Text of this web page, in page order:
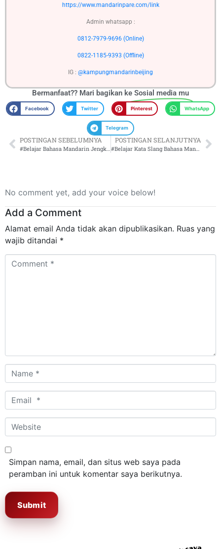
https://www.mandarinpare.com/link
Admin whatsapp :
0812-7979-9696 (Online)
0822-1185-9393 (Offline)
IG : @kampungmandarinbeijing
Bermanfaat?? Mari bagikan ke Sosial media mu
Facebook Twitter Pinterest WhatsApp
Telegram
POSTINGAN SEBELUMNYA POSTINGAN SELANJUTNYA
No comment yet, add your voice below!
Add a Comment
Alamat email Anda tidak akan dipublikasikan. Ruas yang
wajib ditandai *
Comment
Name
*
Email
*
Website
Simpan nama, email, dan situs web saya pada
peramban ini untuk komentar saya berikutnya.
Submit